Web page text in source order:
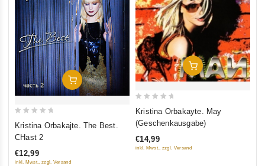
In Den Warenkorb
5
Kristina Orbakajte. The Best.
CHast 2
€12,99
inkl. Mwst., zzgl. Versand
In Den Warenkorb
5
Kristina Orbakayte. May
(Geschenkausgabe)
€14,99
inkl. Mwst., zzgl. Versand